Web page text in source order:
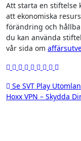
Att starta en stiftelse
att ekonomiska
förändring och
du kan använda
vår sida om
Se SVT Play
Hoxx VPN – Skydda